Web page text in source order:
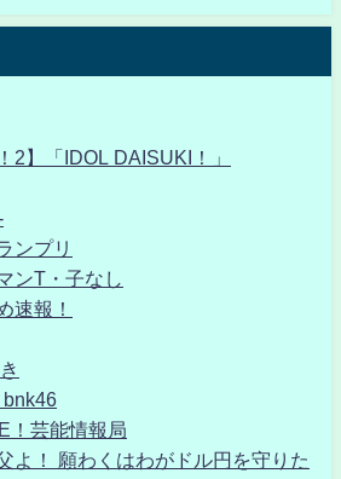
2】「IDOL DAISUKI！」
ンプリ
ンT・子なし
速報！
！芸能情報局
よ！ 願わくはわがドル円を守りた